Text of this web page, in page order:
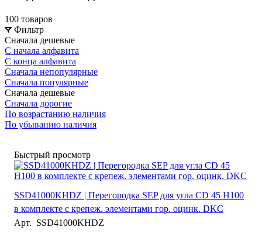
100 товаров
Фильтр
Сначала дешевые
С начала алфавита
С конца алфавита
Сначала непопулярные
Сначала популярные
Сначала дешевые
Сначала дорогие
По возрастанию наличия
По убыванию наличия
Быстрый просмотр
SSD41000KHDZ | Перегородка SEP для угла CD 45 H100
в комплекте с крепеж. элементами гор. оцинк. DKC
Арт. SSD41000KHDZ